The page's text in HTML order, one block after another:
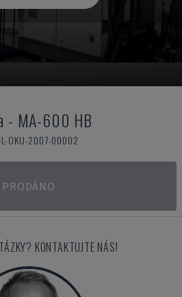
- MA-600 HB
OKU-2007-00002
PRODÁNO
KONTAKTUJTE NÁS!